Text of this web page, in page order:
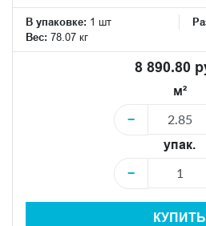
В упаковке: 1 шт
Вес: 78.07 кг
8 890.80
м²
−
упак.
−
КУПИТЬ